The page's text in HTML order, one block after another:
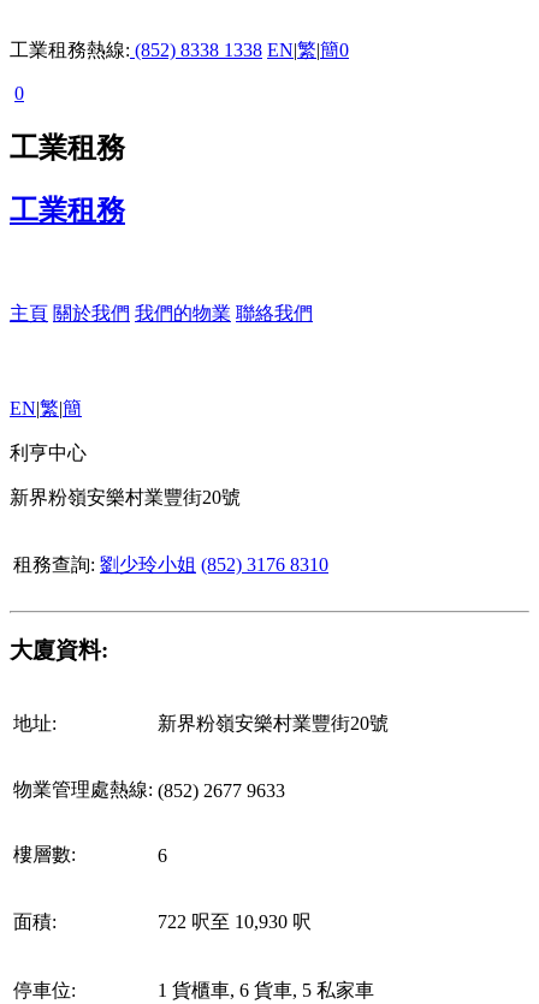
工業租務熱線: (852) 8338 1338 EN|繁|簡0
0
工業租務
工業租務
主頁 關於我們 我們的物業 聯絡我們
EN|繁|簡
利亨中心
新界粉嶺安樂村業豐街20號
租務查詢: 劉少玲小姐 (852) 3176 8310
大廈資料:
地址: 新界粉嶺安樂村業豐街20號
物業管理處熱線: (852) 2677 9633
樓層數: 6
面積: 722 呎至 10,930 呎
停車位: 1 貨櫃車, 6 貨車, 5 私家車